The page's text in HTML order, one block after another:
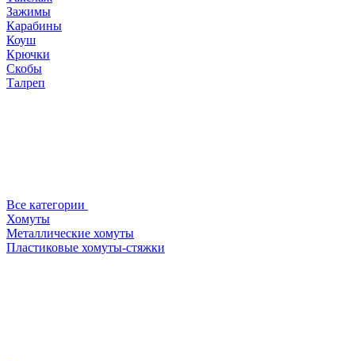
Зажимы
Карабины
Коуш
Крючки
Скобы
Талреп
Все категории
Хомуты
Металлические хомуты
Пластиковые хомуты-стяжки